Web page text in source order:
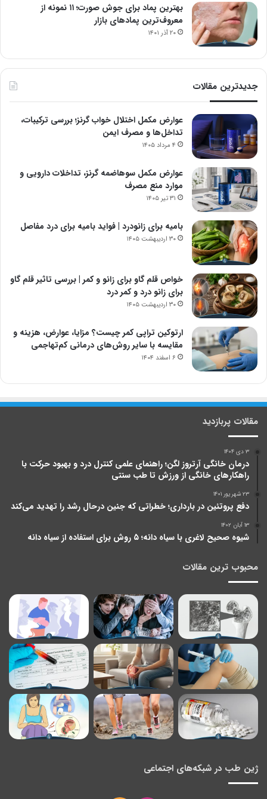
بهترین پماد برای جوش صورت؛ ۱۱ نمونه از
معروف‌ترین پمادهای بازار
۲۰ آذر ۱۴۰۱
جدیدترین مقالات
عوارض مکمل اختلال خواب گرنز؛ بررسی ترکیبات،
تداخل‌ها و مصرف ایمن
۴ مرداد ۱۴۰۵
عوارض مکمل سوهاضمه گرنز، تداخلات دارویی و
موارد منع مصرف
۳۱ تیر ۱۴۰۵
بامیه برای زانودرد | فواید بامیه برای درد مفاصل
۳۰ اردیبهشت ۱۴۰۵
خواص قلم گاو برای زانو و کمر | بررسی تاثیر قلم گاو
برای زانو درد و کمر درد
۳۰ اردیبهشت ۱۴۰۵
ارتوکین تراپی کمر چیست؟ مزایا، عوارض، هزینه و
مقایسه با سایر روش‌های درمانی کم‌تهاجمی
۶ اسفند ۱۴۰۴
مقالات پربازدید
۳ دی ۱۴۰۴
درمان خانگی آرتروز لگن؛ راهنمای علمی کنترل درد و بهبود حرکت با
راهکارهای خانگی از ورزش تا طب سنتی
۲۳ شهریور ۱۴۰۱
دفع پروتئین در بارداری؛ خطراتی که جنین درحال رشد را تهدید می‌کند
۱۳ آبان ۱۴۰۲
شیوه صحیح لاغری با سیاه دانه؛ ۵ روش برای استفاده از سیاه دانه
محبوب ترین مقالات
ژین طب در شبکه‌های اجتماعی